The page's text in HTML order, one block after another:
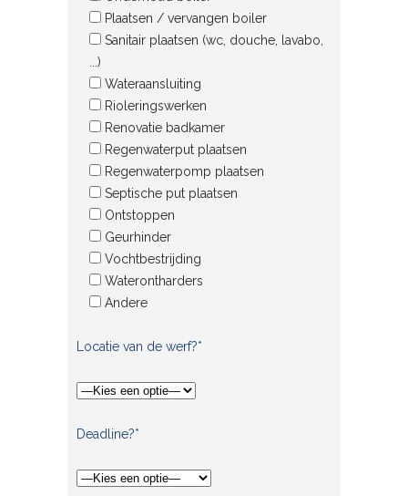
Plaatsen / vervangen boiler
Sanitair plaatsen (wc, douche, lavabo,
...)
Wateraansluiting
Rioleringswerken
Renovatie badkamer
Regenwaterput plaatsen
Regenwaterpomp plaatsen
Septische put plaatsen
Ontstoppen
Geurhinder
Vochtbestrijding
Waterontharders
Andere
Locatie van de werf?*
Deadline?*